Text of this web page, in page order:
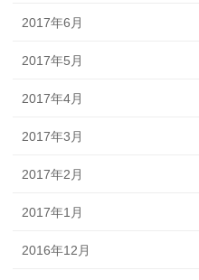
2017年6月
2017年5月
2017年4月
2017年3月
2017年2月
2017年1月
2016年12月